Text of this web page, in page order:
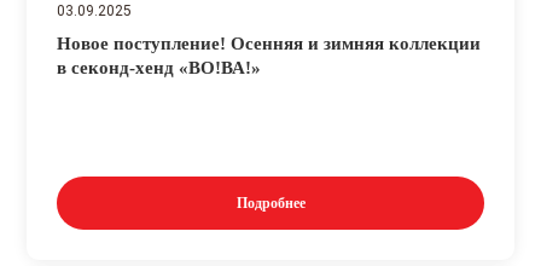
03.09.2025
Новое поступление! Осенняя и зимняя коллекции
в секонд-хенд «ВО!ВА!»
Подробнее